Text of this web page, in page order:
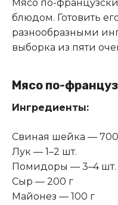
Мясо по-
блюдом. Готовить
разнообразными
выборка из пяти
Мясо по-
Ингредиенты:
Свиная шейка —
Лук — 1–2 шт.
Помидоры — 3–4 шт.
Сыр — 200 г
Майонез — 100 г